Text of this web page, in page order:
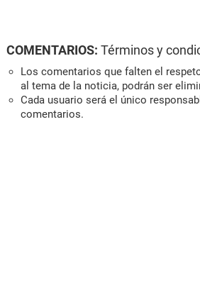
COMENTARIOS: Términos y
Los comentarios que falten el
al tema de la noticia, podrán ser
Cada usuario será el único
comentarios.